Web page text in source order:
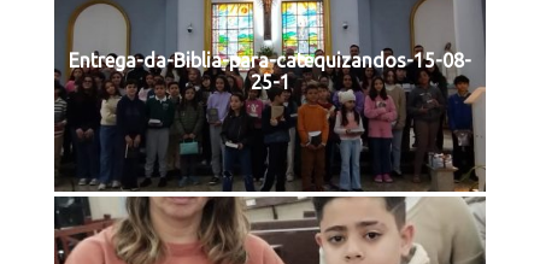
Entrega-da-Biblia-para-catequizandos-15-08-
25-1